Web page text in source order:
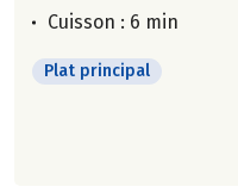
Cuisson : 6 min
Plat principal